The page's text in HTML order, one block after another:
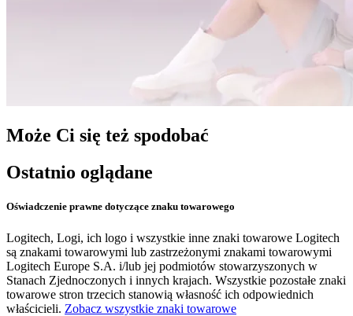
Może Ci się też spodobać
Ostatnio oglądane
Oświadczenie prawne dotyczące znaku towarowego
Logitech, Logi, ich logo i wszystkie inne znaki towarowe Logitech
są znakami towarowymi lub zastrzeżonymi znakami towarowymi
Logitech Europe S.A. i/lub jej podmiotów stowarzyszonych w
Stanach Zjednoczonych i innych krajach. Wszystkie pozostałe znaki
towarowe stron trzecich stanowią własność ich odpowiednich
właścicieli. Zobacz wszystkie znaki towarowe